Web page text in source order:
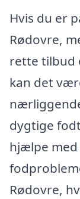
Hvis du er
Rødovre,
rette tilbud
kan det
dygtige
hjælpe
Rødovre,